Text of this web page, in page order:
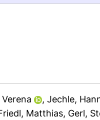
, Jechle,
Matthias, Gerl,